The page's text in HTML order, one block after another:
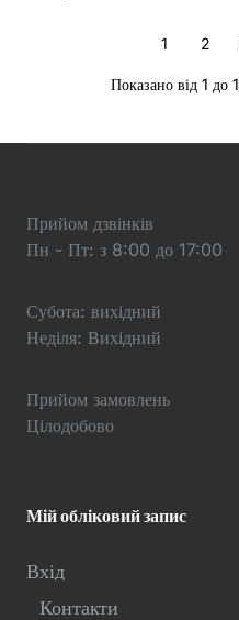
1 2
Показано від 1 до
Прийом дзвінків
Пн - Пт: з 8:00 до 17:00
Субота: вихідний
Неділя: Вихідний
Прийом замовлень
Цілодобово
Мій обліковий запис
Вхід
Контакти